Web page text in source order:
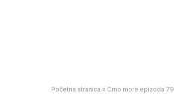
Početna stranica » Crno more epizoda 79